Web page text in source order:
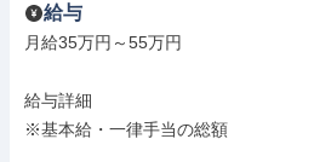
給与
月給35万円～55万円
給与詳細
※基本給・一律手当の総額